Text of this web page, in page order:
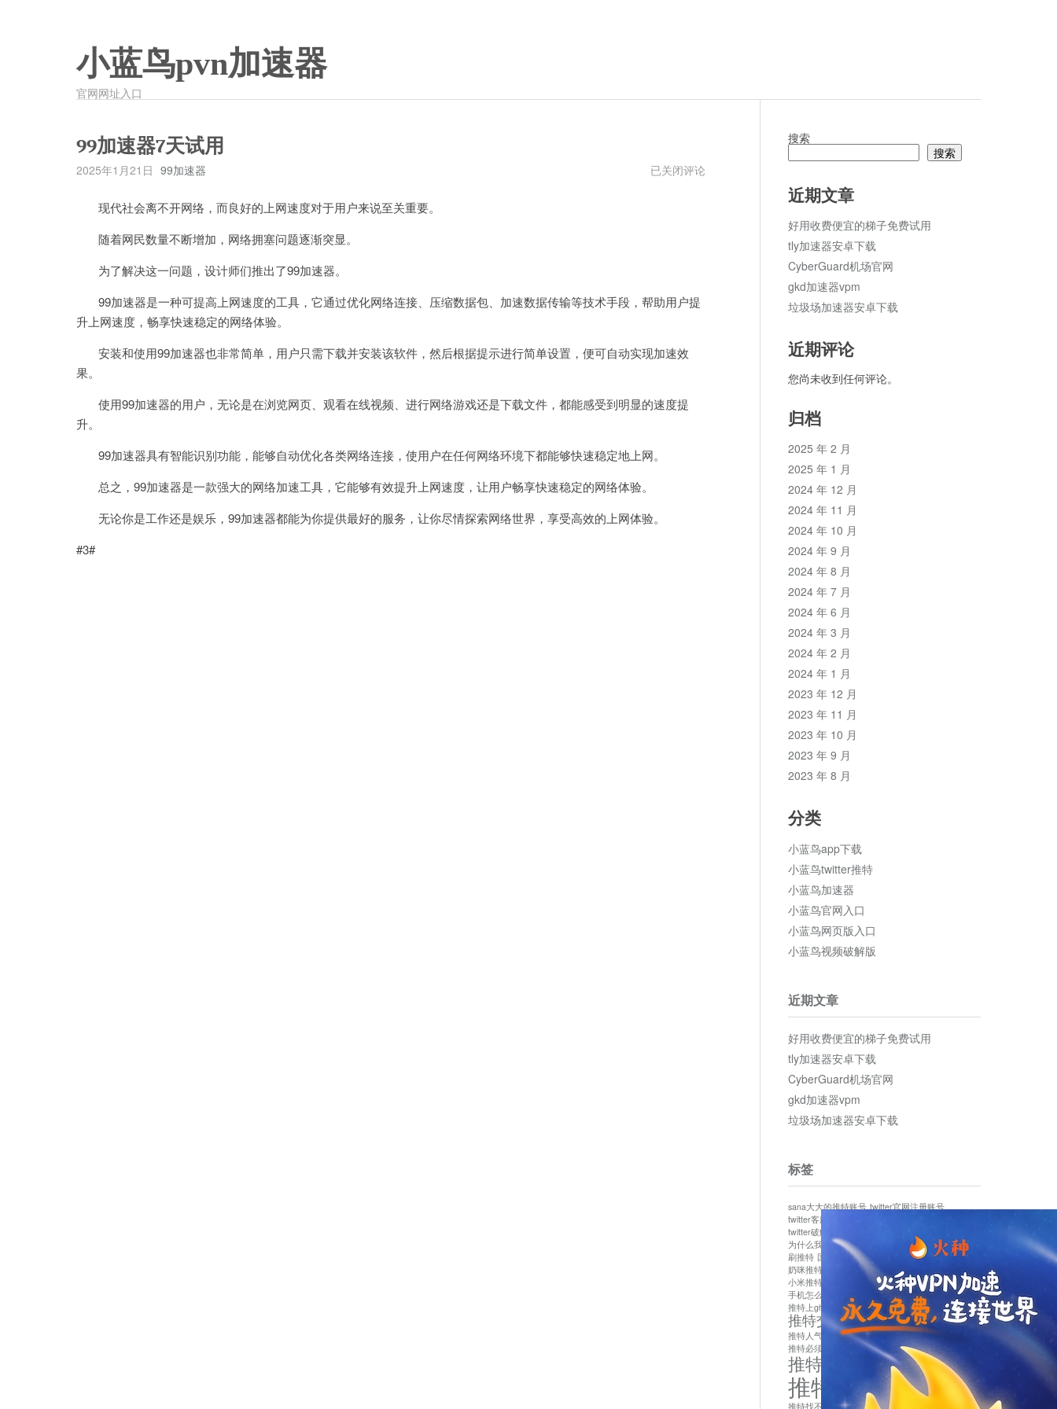
小蓝鸟pvn加速器
官网网址入口
99加速器7天试用
2025年1月21日 99加速器
99
已关闭评论
现代社会离不开网络，而良好的上网速度对于用户来说至关重要。
随着网民数量不断增加，网络拥塞问题逐渐突显。
为了解决这一问题，设计师们推出了99加速器。
99加速器是一种可提高上网速度的工具，它通过优化网络连接、压缩数据包、加速数据传输等技术手段，帮助用户提
升上网速度，畅享快速稳定的网络体验。
安装和使用99加速器也非常简单，用户只需下载并安装该软件，然后根据提示进行简单设置，便可自动实现加速效
果。
使用99加速器的用户，无论是在浏览网页、观看在线视频、进行网络游戏还是下载文件，都能感受到明显的速度提
升。
99加速器具有智能识别功能，能够自动优化各类网络连接，使用户在任何网络环境下都能够快速稳定地上网。
总之，99加速器是一款强大的网络加速工具，它能够有效提升上网速度，让用户畅享快速稳定的网络体验。
无论你是工作还是娱乐，99加速器都能为你提供最好的服务，让你尽情探索网络世界，享受高效的上网体验。
#3#
搜索
搜索
近期文章
好用收费便宜的梯子免费试用
tly加速器安卓下载
CyberGuard机场官网
gkd加速器vpm
垃圾场加速器安卓下载
近期评论
您尚未收到任何评论。
归档
2025 年 2 月
2025 年 1 月
2024 年 12 月
2024 年 11 月
2024 年 10 月
2024 年 9 月
2024 年 8 月
2024 年 7 月
2024 年 6 月
2024 年 3 月
2024 年 2 月
2024 年 1 月
2023 年 12 月
2023 年 11 月
2023 年 10 月
2023 年 9 月
2023 年 8 月
分类
小蓝鸟app下载
小蓝鸟twitter推特
小蓝鸟加速器
小蓝鸟官网入口
小蓝鸟网页版入口
小蓝鸟视频破解版
近期文章
好用收费便宜的梯子免费试用
tly加速器安卓下载
CyberGuard机场官网
gkd加速器vpm
垃圾场加速器安卓下载
标签
sana大大的推特账号 twitter官网注册账号
twitter客服
twitter破解版下载
为什么我推特无法保存设置
作者sana推特是什么
刷推特 国内为什么不能用twitter 国内能用twitter吗
奶咪推特
如何找回推特密码
小米推特闪退是怎么回事 怎么看推特上的视频
手机怎么注册推特账号
推特devil
推特上ghs的女博主
推特交友软件app下载
推特人气萌货小蔡头喵喵喵 推特实名制
推特必须用外网吗
推特怎么取消关联手机号
推特怎么看敏感内容苹果
推特找不到账号 推特注册必须要手机号